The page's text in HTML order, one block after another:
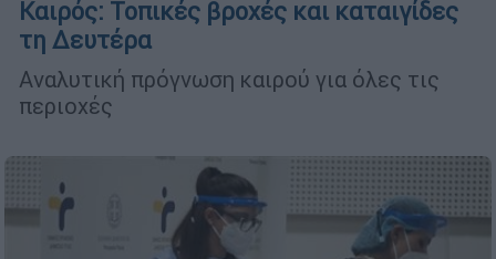
Καιρός: Τοπικές βροχές και καταιγίδες
τη Δευτέρα
Αναλυτική πρόγνωση καιρού για όλες τις
περιοχές